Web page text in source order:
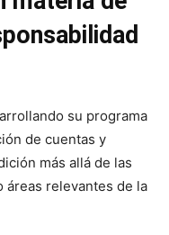
su programa
de cuentas y
más allá de las
relevantes de la